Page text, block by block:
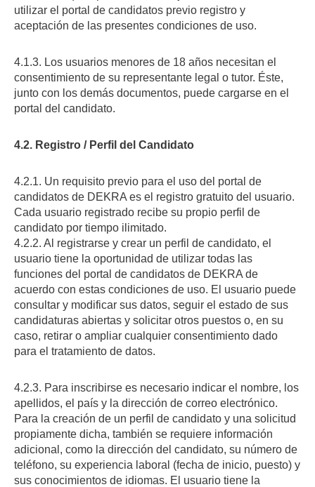
utilizar el portal de candidatos previo registro y
aceptación de las presentes condiciones de uso.
4.1.3. Los usuarios menores de 18 años necesitan el
consentimiento de su representante legal o tutor. Éste,
junto con los demás documentos, puede cargarse en el
portal del candidato.
4.2. Registro / Perfil del Candidato
4.2.1. Un requisito previo para el uso del portal de
candidatos de DEKRA es el registro gratuito del usuario.
Cada usuario registrado recibe su propio perfil de
candidato por tiempo ilimitado.
4.2.2. Al registrarse y crear un perfil de candidato, el
usuario tiene la oportunidad de utilizar todas las
funciones del portal de candidatos de DEKRA de
acuerdo con estas condiciones de uso. El usuario puede
consultar y modificar sus datos, seguir el estado de sus
candidaturas abiertas y solicitar otros puestos o, en su
caso, retirar o ampliar cualquier consentimiento dado
para el tratamiento de datos.
4.2.3. Para inscribirse es necesario indicar el nombre, los
apellidos, el país y la dirección de correo electrónico.
Para la creación de un perfil de candidato y una solicitud
propiamente dicha, también se requiere información
adicional, como la dirección del candidato, su número de
teléfono, su experiencia laboral (fecha de inicio, puesto) y
sus conocimientos de idiomas. El usuario tiene la